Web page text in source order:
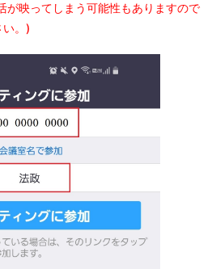
が映ってしまう可能性もありますので
い。)